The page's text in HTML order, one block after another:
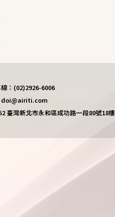
：(02)2926-6006
doi@airiti.com
臺灣新北市永和區成功路一段80號18樓